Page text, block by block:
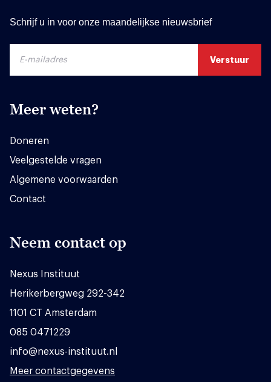
Schrijf u in voor onze maandelijkse nieuwsbrief
Meer weten?
Doneren
Veelgestelde vragen
Algemene voorwaarden
Contact
Neem contact op
Nexus Instituut
Herikerbergweg 292-342
1101 CT Amsterdam
085 0471229
info@nexus-instituut.nl
Meer contactgegevens